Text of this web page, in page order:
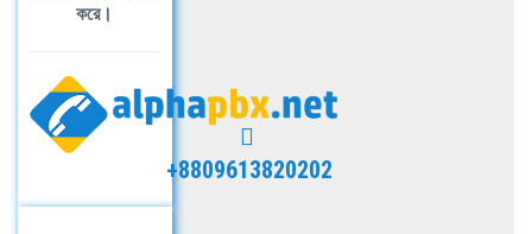
করে।
+8809613820202